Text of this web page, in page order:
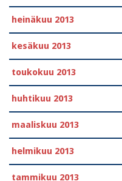
heinäkuu 2013
kesäkuu 2013
toukokuu 2013
huhtikuu 2013
maaliskuu 2013
helmikuu 2013
tammikuu 2013